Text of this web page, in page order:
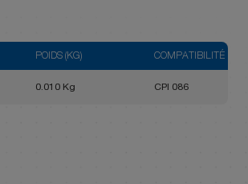
POIDS (KG) COMPATIBILITÉ
0.010 Kg CPI 086